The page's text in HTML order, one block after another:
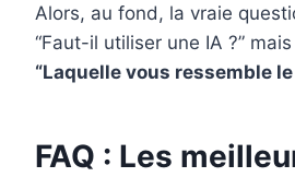
Alors, au fond, la vraie
“Faut-il utiliser une IA ?”
“Laquelle vous ressemble
FAQ : Les